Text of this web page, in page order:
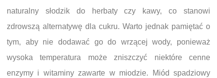
naturalny słodzik do herbaty czy kawy, co stanowi
zdrowszą alternatywę dla cukru. Warto jednak pamiętać o
tym, aby nie dodawać go do wrzącej wody, ponieważ
wysoka temperatura może zniszczyć niektóre cenne
enzymy i witaminy zawarte w miodzie. Miód spadziowy